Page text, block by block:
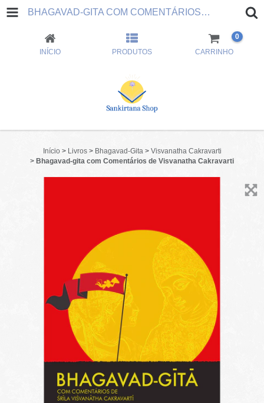
BHAGAVAD-GITA COM COMENTÁRIOS DE VISVANATHA CAKRAVARTI
INÍCIO PRODUTOS CARRINHO
0
Início > Livros > Bhagavad-Gita > Visvanatha Cakravarti
> Bhagavad-gita com Comentários de Visvanatha Cakravarti